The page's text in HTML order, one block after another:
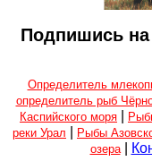
Подпишись
Определитель
определитель рыб
Каспийского моря
реки Урал
Рыбы
озера|